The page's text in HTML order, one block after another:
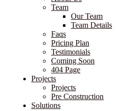
Team
Our Team
Team Details
Faqs
Pricing Plan
Testimonials
Coming Soon
404 Page
Projects
Projects
Pre Construction
Solutions